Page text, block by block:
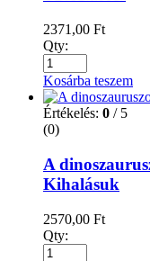
2371,00 Ft
Qty:
Kosárba teszem
Értékelés: 0 / 5
(0)
A
Kihalásuk
2570,00 Ft
Qty: